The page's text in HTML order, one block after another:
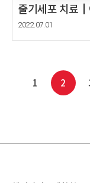
줄기세포 치료┃
상지저림의 원
of upper limb
2022.07.01
1 2